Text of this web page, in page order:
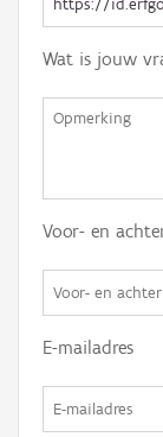
Wat is jouw
Voor- en
E-mailadres